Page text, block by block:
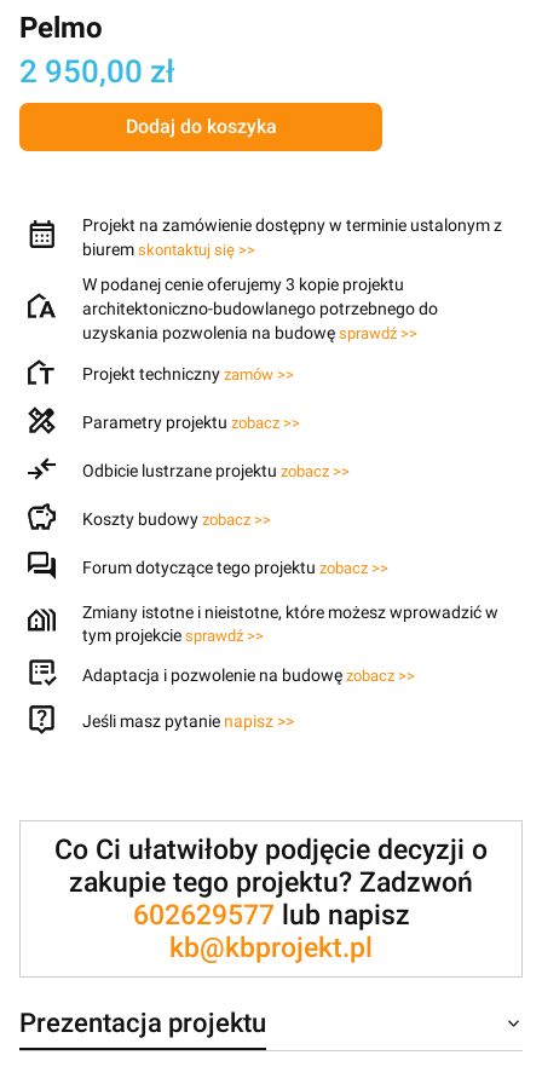
Pelmo
Cena
2 950,00 zł
Dodaj do koszyka
Projekt na zamówienie dostępny w terminie ustalonym z
biurem skontaktuj się >>
W podanej cenie oferujemy 3 kopie projektu
architektoniczno-budowlanego potrzebnego do
uzyskania pozwolenia na budowę sprawdź >>
Projekt techniczny zamów >>
Parametry projektu zobacz >>
Odbicie lustrzane projektu zobacz >>
Koszty budowy zobacz >>
Forum dotyczące tego projektu zobacz >>
Zmiany istotne i nieistotne, które możesz wprowadzić w
tym projekcie sprawdź >>
Adaptacja i pozwolenie na budowę zobacz >>
Jeśli masz pytanie napisz >>
Co Ci ułatwiłoby podjęcie decyzji o
zakupie tego projektu? Zadzwoń
602629577lub napisz
kb@kbprojekt.pl
Prezentacja projektu